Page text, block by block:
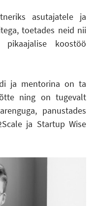
asutajatele ja
toetades neid nii
koostöö
ja mentorina on ta
ning on tugevalt
panustades
ja Startup Wise